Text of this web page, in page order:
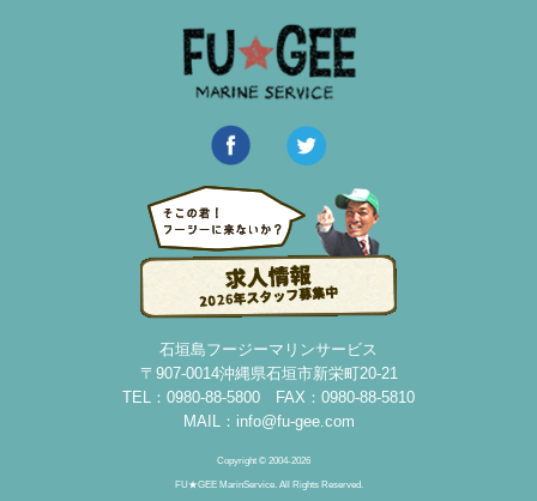
石垣島フージーマリンサービス
〒907-0014沖縄県石垣市新栄町20-21
TEL：0980-88-5800 FAX：0980-88-5810
MAIL： info@fu-gee.com
Copyright © 2004-2026
FU★GEE MarinService. All Rights Reserved.